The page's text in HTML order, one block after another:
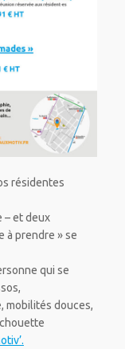
résidentes
– et deux
à prendre » se
qui se
mobilités douces,